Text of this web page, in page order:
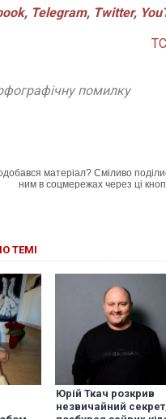
, Telegram, Twitter,
помилку
матеріал? Сміливо
ним в соцмережах через ці
ТЕМІ
Юрій Ткач розкрив
незвичайний